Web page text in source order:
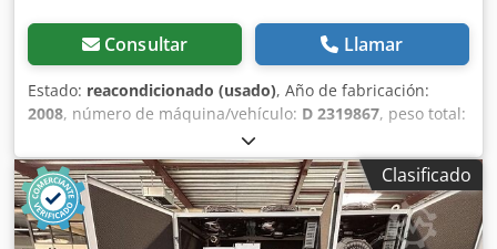
Consultar Llamar
Estado: reacondicionado (usado), Año de fabricación:
2008, número de máquina/vehículo: D 2319867, peso total:
930 mm
altura total:450 mm, caudal volumétrico:129 m³/h,
potencia:6,7 kW (9,11 CV), frecuencia de entrada:50 Hz,
velocidad de giro (máx.):1.740 rpm, Becker KDT 3.140/0-
400, compresor rotatorio de paletas de funcionamiento en
Clasificado